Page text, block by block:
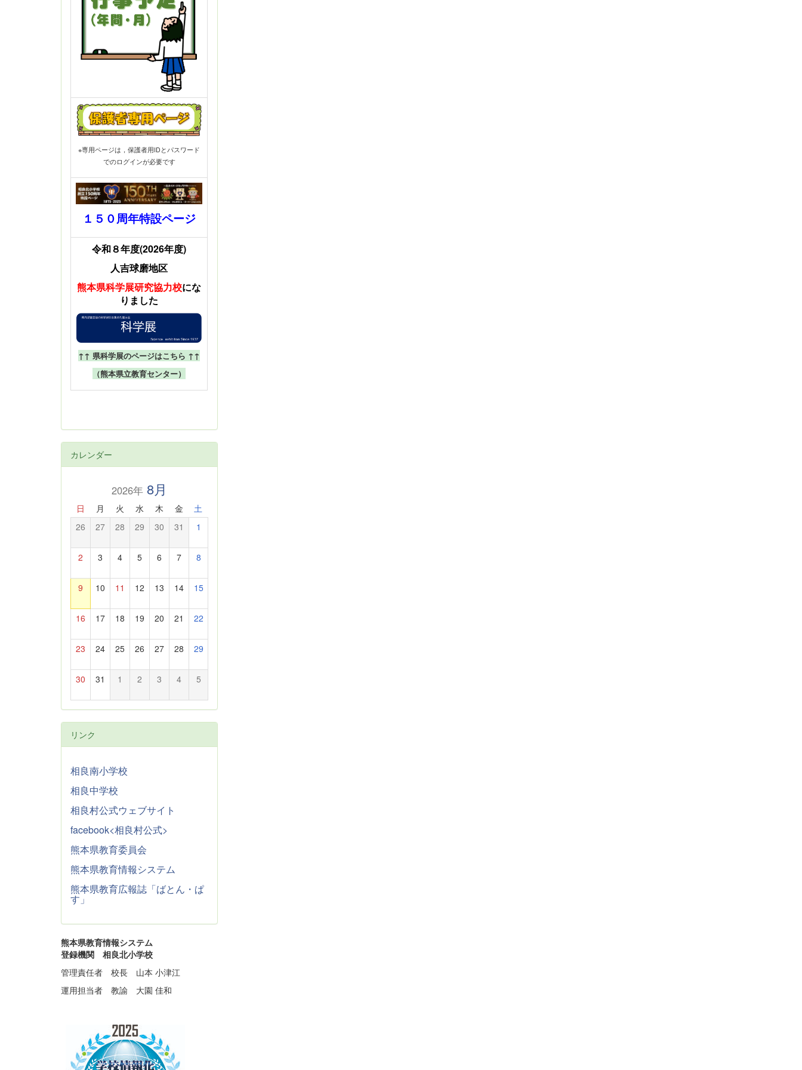
※専用ページは，保護者用IDとパスワード
でのログインが必要です
１５０周年特設ページ
令和８年度(2026年度)
人吉球磨地区
熊本県科学展研究協力校にな
りました
↑↑ 県科学展のページはこちら ↑↑
（熊本県立教育センター）
カレンダー
2026年8月
日 月 火 水 木 金 土
26 27 28 29 30 31 1
2 3 4 5 6 7 8
9 10 11 12 13 14 15
16 17 18 19 20 21 22
23 24 25 26 27 28 29
30 31 1 2 3 4 5
リンク
相良南小学校
相良中学校
相良村公式ウェブサイト
facebook<相良村公式>
熊本県教育委員会
熊本県教育情報システム
熊本県教育広報誌「ばとん・ぱ
す」
熊本県教育情報システム
登録機関 相良北小学校
管理責任者 校長 山本 小津江
運用担当者 教諭 大園 佳和